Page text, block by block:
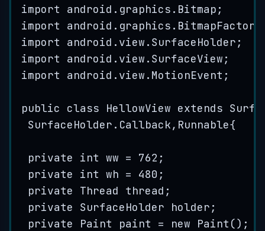
import
android . graphics . Bitmap ;
import
android . graphics . BitmapFactory
import
android . view . SurfaceHolder ;
import
android . view . SurfaceView ;
import
android . view . MotionEvent ;
public class HellowView extends
SurfaceHolder.Callback, Runnable{
private int ww = 762 ;
private
int wh = 480 ;
private
Thread thread ;
private
SurfaceHolder holder ;
private
Paint paint = new Paint () ;